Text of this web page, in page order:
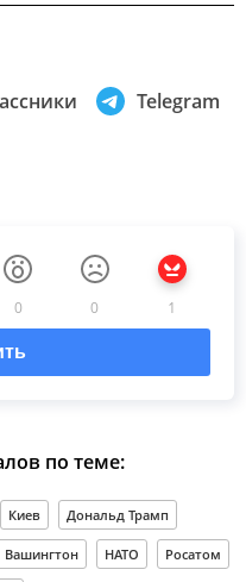
Telegram
0 0 1
по теме:
Киев Дональд Трамп
Вашингтон НАТО Росатом